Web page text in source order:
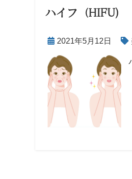
ハイフ（HIFU)
2021年5月12日